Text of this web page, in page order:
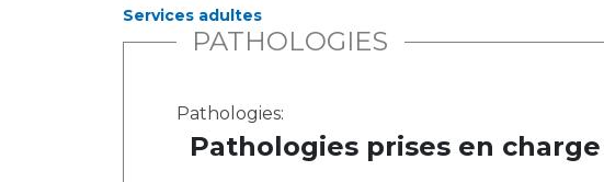
Services adultes
PATHOLOGIES
Pathologies:
Pathologies prises en charge